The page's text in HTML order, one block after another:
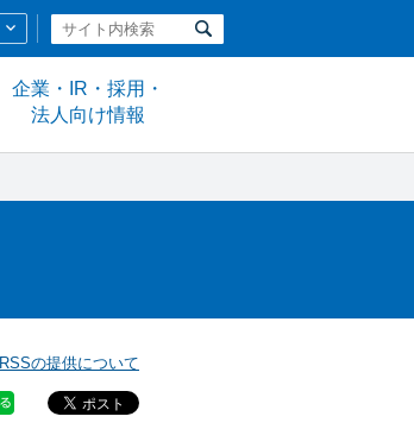
企業・IR・採用・
法人向け情報
RSSの提供について